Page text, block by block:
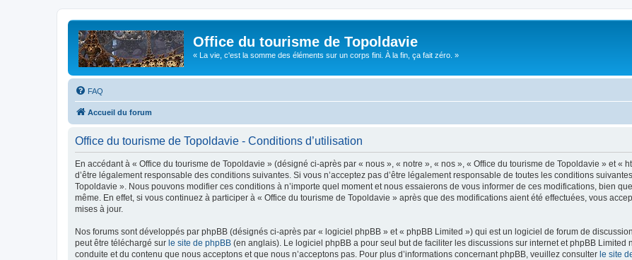
Office du tourisme de Topoldavie
« La vie, c'est la somme des éléments sur un corps fini. À la fin, ça fait zéro. »
FAQ
Accueil du forum
Office du tourisme de Topoldavie - Conditions d’utilisation
En accédant à « Office du tourisme de Topoldavie » (désigné ci-après par « nous », « notre », « nos », « Office du tourisme de Topoldavie » et «
d’être légalement responsable des conditions suivantes. Si vous n’acceptez pas d’être légalement responsable de toutes les conditions
Topoldavie ». Nous pouvons modifier ces conditions à n’importe quel moment et nous essaierons de vous informer de ces modifications, bien
même. En effet, si vous continuez à participer à « Office du tourisme de Topoldavie » après que des modifications aient été effectuées, vous
mises à jour.
Nos forums sont développés par phpBB (désignés ci-après par « logiciel phpBB » et « phpBB Limited ») qui est un logiciel de forum de
peut être téléchargé sur le site de phpBB (en anglais). Le logiciel phpBB a pour seul but de faciliter les discussions sur internet et phpBB
conduite et du contenu que nous acceptons et que nous n’acceptons pas. Pour plus d’informations concernant phpBB, veuillez consulter le site